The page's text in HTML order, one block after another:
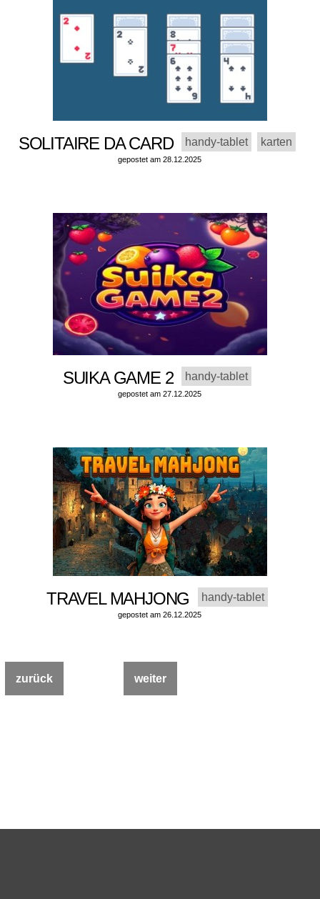
SOLITAIRE DA CARD handy-tablet karten
gepostet am 28.12.2025
SUIKA GAME 2 handy-tablet
gepostet am 27.12.2025
TRAVEL MAHJONG handy-tablet
gepostet am 26.12.2025
zurück weiter